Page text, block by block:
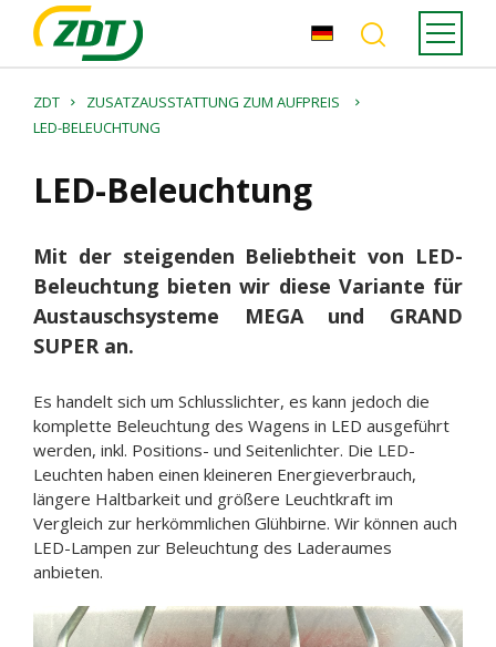
ZDT
ZUSATZAUSSTATTUNG ZUM AUFPREIS
LED-BELEUCHTUNG
LED-Beleuchtung
Mit der steigenden Beliebtheit von LED-
Beleuchtung bieten wir diese Variante für
Austauschsysteme MEGA und GRAND
SUPER an.
Es handelt sich um Schlusslichter, es kann jedoch die
komplette Beleuchtung des Wagens in LED ausgeführt
werden, inkl. Positions- und Seitenlichter. Die LED-
Leuchten haben einen kleineren Energieverbrauch,
längere Haltbarkeit und größere Leuchtkraft im
Vergleich zur herkömmlichen Glühbirne. Wir können auch
LED-Lampen zur Beleuchtung des Laderaumes
anbieten.